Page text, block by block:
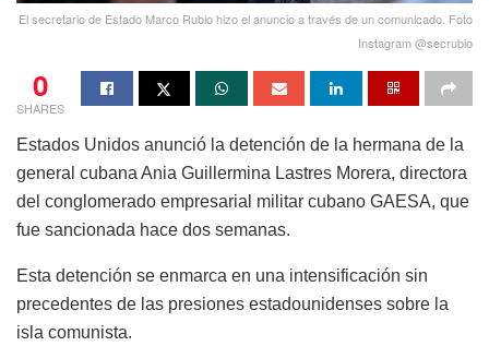
El secretario de Estado Marco Rubio hizo el anuncio a través de un comunicado. Foto
Instagram @secrubio
0
SHARES
Estados Unidos anunció la detención de la hermana de la
general cubana Ania Guillermina Lastres Morera, directora
del conglomerado empresarial militar cubano GAESA, que
fue sancionada hace dos semanas.
Esta detención se enmarca en una intensificación sin
precedentes de las presiones estadounidenses sobre la
isla comunista.